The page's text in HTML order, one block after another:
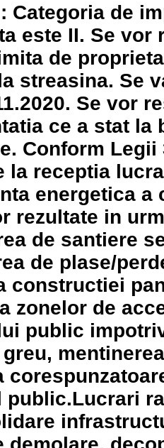
Categoria de
este II. Se vor
de
streasina. Se
Se vor
ce a stat la
Conform
la receptia
energetica
rezultate in
de santiere
de plase/
constructiei
zonelor de
public
public.Lucrari